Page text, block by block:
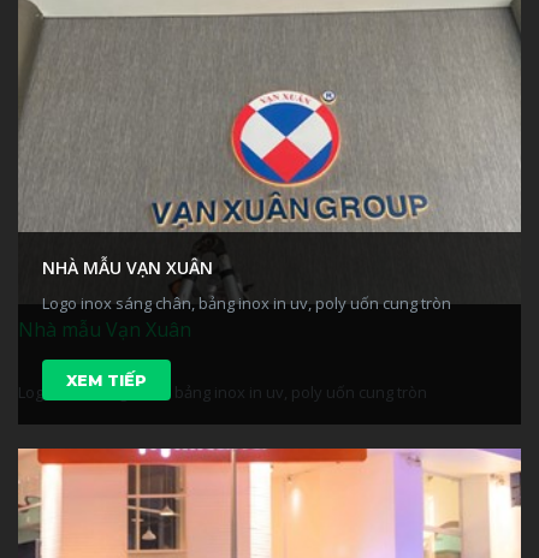
NHÀ MẪU VẠN XUÂN
Logo inox sáng chân, bảng inox in uv, poly uốn cung tròn
XEM TIẾP
Nhà mẫu Vạn Xuân
Logo inox sáng chân, bảng inox in uv, poly uốn cung tròn